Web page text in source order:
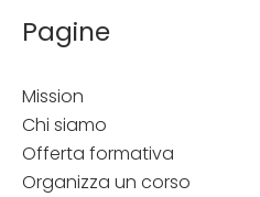
Pagine
Mission
Chi siamo
Offerta formativa
Organizza un corso